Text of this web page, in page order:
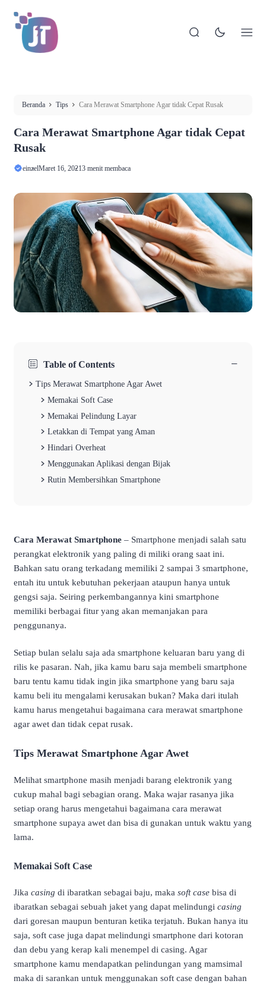
Beranda Tips Cara Merawat Smartphone Agar tidak Cepat Rusak
Cara Merawat Smartphone Agar tidak Cepat
Rusak
einzelMaret 16, 20213 menit membaca
Table of Contents −
Tips Merawat Smartphone Agar Awet
Memakai Soft Case
Memakai Pelindung Layar
Letakkan di Tempat yang Aman
Hindari Overheat
Menggunakan Aplikasi dengan Bijak
Rutin Membersihkan Smartphone
Cara Merawat Smartphone – Smartphone menjadi salah satu
perangkat elektronik yang paling di miliki orang saat ini.
Bahkan satu orang terkadang memiliki 2 sampai 3 smartphone,
entah itu untuk kebutuhan pekerjaan ataupun hanya untuk
gengsi saja. Seiring perkembangannya kini smartphone
memiliki berbagai fitur yang akan memanjakan para
penggunanya.
Setiap bulan selalu saja ada smartphone keluaran baru yang di
rilis ke pasaran. Nah, jika kamu baru saja membeli smartphone
baru tentu kamu tidak ingin jika smartphone yang baru saja
kamu beli itu mengalami kerusakan bukan? Maka dari itulah
kamu harus mengetahui bagaimana cara merawat smartphone
agar awet dan tidak cepat rusak.
Tips Merawat Smartphone Agar Awet
Melihat smartphone masih menjadi barang elektronik yang
cukup mahal bagi sebagian orang. Maka wajar rasanya jika
setiap orang harus mengetahui bagaimana cara merawat
smartphone supaya awet dan bisa di gunakan untuk waktu yang
lama.
Memakai Soft Case
Jika casing di ibaratkan sebagai baju, maka soft case bisa di
ibaratkan sebagai sebuah jaket yang dapat melindungi casing
dari goresan maupun benturan ketika terjatuh. Bukan hanya itu
saja, soft case juga dapat melindungi smartphone dari kotoran
dan debu yang kerap kali menempel di casing. Agar
smartphone kamu mendapatkan pelindungan yang mamsimal
maka di sarankan untuk menggunakan soft case dengan bahan